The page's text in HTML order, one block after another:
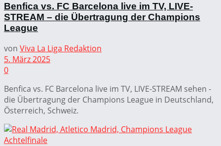
Benfica vs. FC Barcelona live im TV, LIVE-
STREAM – die Übertragung der Champions
League
von Viva La Liga Redaktion
5. März 2025
0
Benfica vs. FC Barcelona live im TV, LIVE-STREAM sehen -
die Übertragung der Champions League in Deutschland,
Österreich, Schweiz.